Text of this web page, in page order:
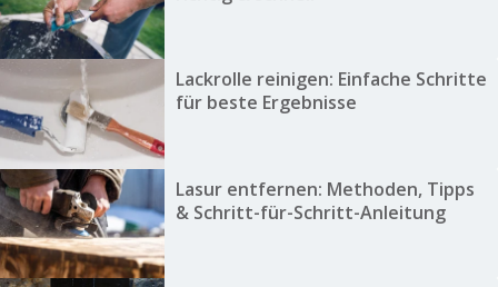
Lackrolle reinigen: Einfache Schritte
für beste Ergebnisse
Lasur entfernen: Methoden, Tipps
& Schritt-für-Schritt-Anleitung